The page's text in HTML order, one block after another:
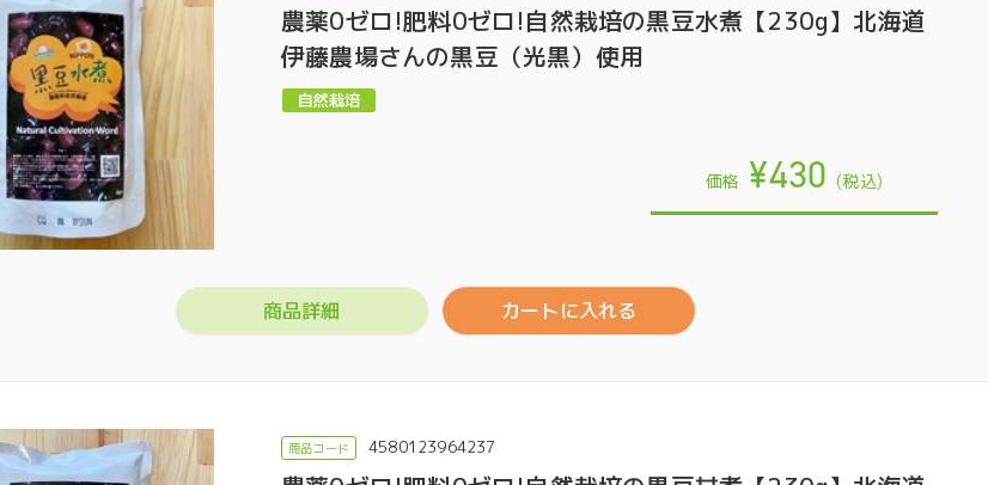
農薬0ゼロ!肥料0ゼロ!自然栽培の黒豆水煮【230g】北海道
伊藤農場さんの黒豆（光黒）使用
価格 ¥430 (税込)
商品詳細 カートに入れる
4580123964237